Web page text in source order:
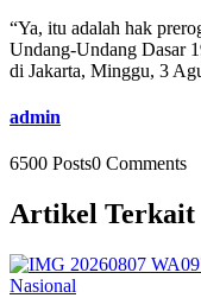
“Ya, itu adalah hak
Undang-Undang Dasar
di Jakarta, Minggu, 3
admin
6500 Posts0 Comments
Artikel Terkait
Nasional